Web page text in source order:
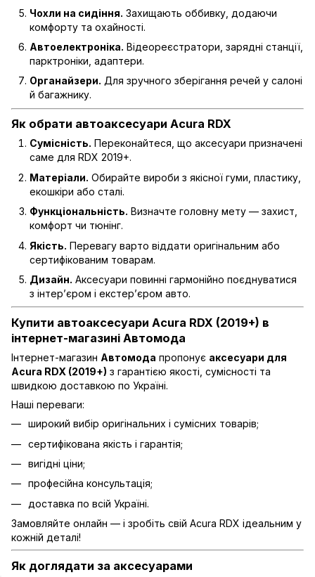
Чохли на сидіння. Захищають оббивку, додаючи
комфорту та охайності.
Автоелектроніка. Відеореєстратори, зарядні станції,
парктроніки, адаптери.
Органайзери. Для зручного зберігання речей у салоні
й багажнику.
Як обрати автоаксесуари Acura RDX
Сумісність. Переконайтеся, що аксесуари призначені
саме для RDX 2019+.
Матеріали. Обирайте вироби з якісної гуми, пластику,
екошкіри або сталі.
Функціональність. Визначте головну мету — захист,
комфорт чи тюнінг.
Якість. Перевагу варто віддати оригінальним або
сертифікованим товарам.
Дизайн. Аксесуари повинні гармонійно поєднуватися
з інтер’єром і екстер’єром авто.
Купити автоаксесуари Acura RDX (2019+) в
інтернет-магазині Автомода
Інтернет-магазин Автомода пропонує аксесуари для
Acura RDX (2019+) з гарантією якості, сумісності та
швидкою доставкою по Україні.
Наші переваги:
широкий вибір оригінальних і сумісних товарів;
сертифікована якість і гарантія;
вигідні ціни;
професійна консультація;
доставка по всій Україні.
Замовляйте онлайн — і зробіть свій Acura RDX ідеальним у
кожній деталі!
Як доглядати за аксесуарами